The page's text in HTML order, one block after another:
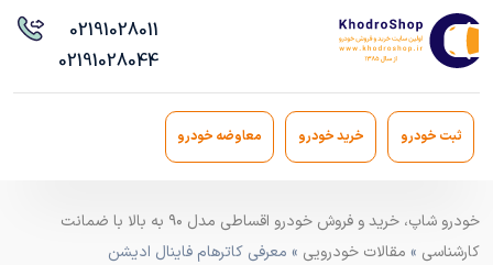
02191028011
02191028044
ثبت خودرو خرید خودرو معاوضه خودرو
خودرو شاپ، خرید و فروش خودرو اقساطی مدل ۹۰ به بالا با ضمانت
کارشناسی » مقالات خودرویی » معرفی کاترهام فاینال ادیشن